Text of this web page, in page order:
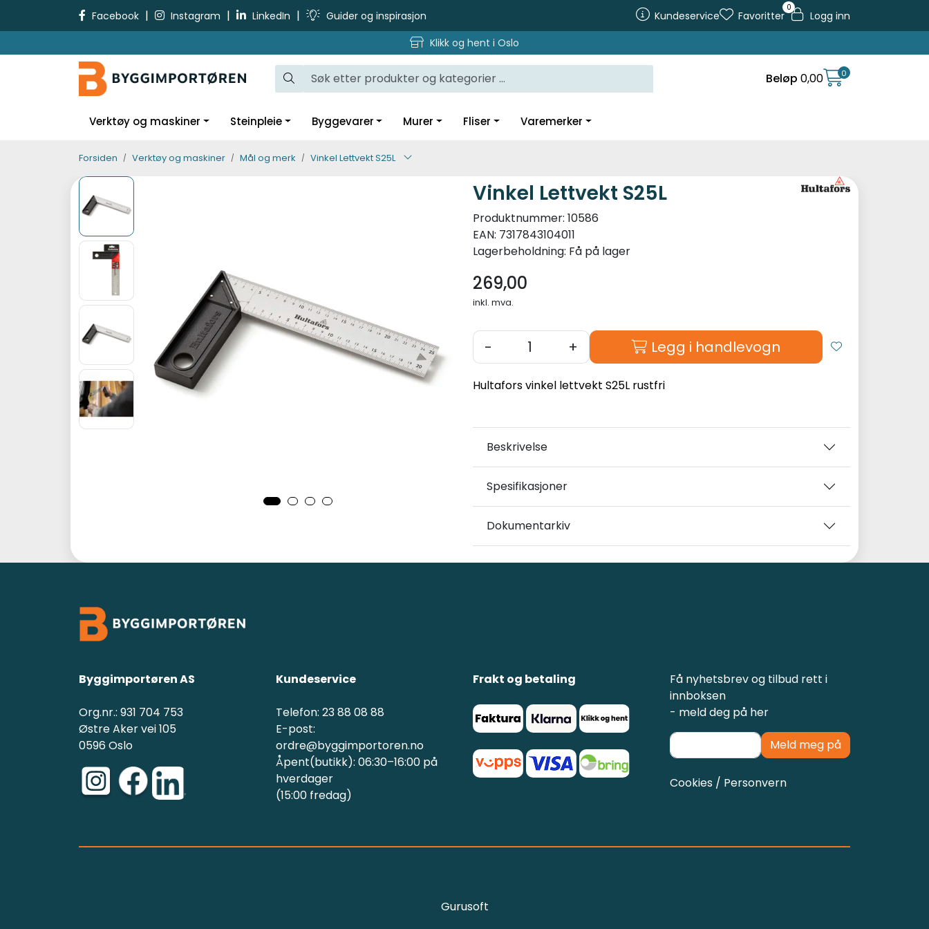
Skip to main content
Facebook | Instagram | LinkedIn | Guider og inspirasjon Kundeservice
0
Favoritter
Logg inn
Klikk og hent i Oslo
Beløp 0,00 0
Verktøy og maskiner Steinpleie Byggevarer Murer Fliser Varemerker
Forsiden Verktøy og maskiner Mål og merk Vinkel Lettvekt S25L
Vinkel Lettvekt S25L
Produktnummer: 10586
EAN: 7317843104011
Lagerbeholdning: Få på lager
269,00
inkl. mva.
- + Legg i handlevogn
Hultafors vinkel lettvekt S25L rustfri
Beskrivelse
Spesifikasjoner
Dokumentarkiv
Frakt og betaling
Få nyhetsbrev og tilbud rett i
innboksen
- meld deg på her
Meld meg på
Cookies / Personvern
Kundeservice
Telefon: 23 88 08 88
E-post:
ordre@byggimportoren.no
Åpent(butikk): 06:30–16:00 på
hverdager
(15:00 fredag)
Byggimportøren AS
Org.nr.: 931 704 753
Østre Aker vei 105
0596 Oslo
Gurusoft